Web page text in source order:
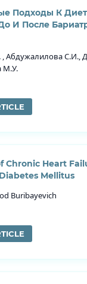
Подходы К
И После
Абдужалилова С.И.,
М.У.
Chronic Heart
Mellitus
Buribayevich